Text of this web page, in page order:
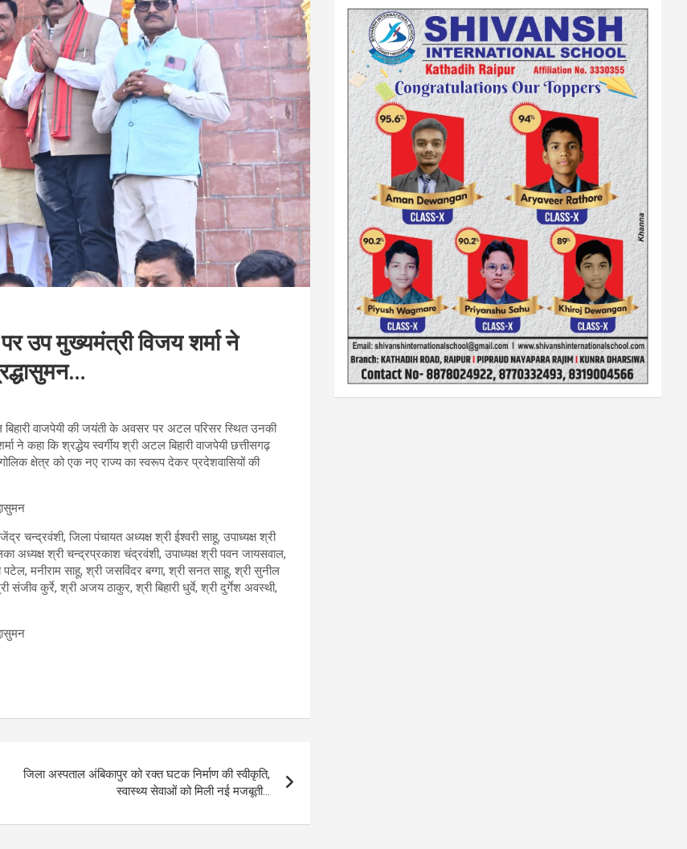
उप मुख्यमंत्री विजय शर्मा ने
बिहारी वाजपेयी की जयंती के अवसर पर अटल परिसर स्थित उनकी
ने कहा कि श्रद्धेय स्वर्गीय श्री अटल बिहारी वाजपेयी छत्तीसगढ़
क्षेत्र को एक नए राज्य का स्वरूप देकर प्रदेशवासियों की
चन्द्रवंशी, जिला पंचायत अध्यक्ष श्री ईश्वरी साहू, उपाध्यक्ष श्री
अध्यक्ष श्री चन्द्रप्रकाश चंद्रवंशी, उपाध्यक्ष श्री पवन जायसवाल,
मनीराम साहू, श्री जसविंदर बग्गा, श्री सनत साहू, श्री सुनील
संजीव कुर्रे, श्री अजय ठाकुर, श्री बिहारी धुर्वे, श्री दुर्गेश अवस्थी,
जिला अस्पताल अंबिकापुर को रक्त घटक निर्माण की स्वीकृति,
स्वास्थ्य सेवाओं को मिली नई मजबूती…